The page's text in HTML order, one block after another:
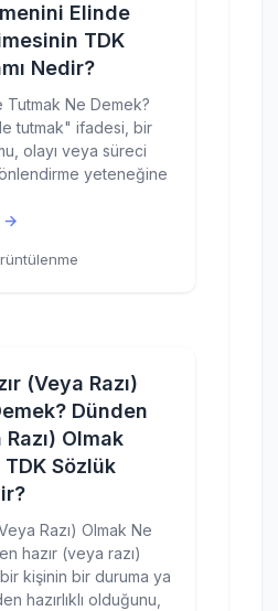
Elinde
TDK
Nedir?
Tutmak Ne Demek?
tutmak" ifadesi, bir
olayı veya süreci
yeteneğine
→
(Veya Razı)
Dünden
Razı) Olmak
Sözlük
Razı) Olmak Ne
hazır (veya razı)
kişinin bir duruma ya
hazırlıklı olduğunu,